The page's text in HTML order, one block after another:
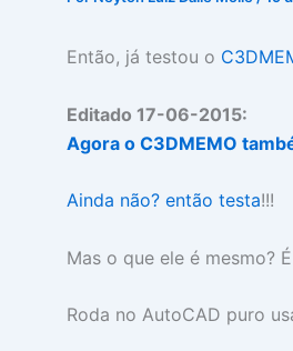
Então, já testou o
Editado 17-06-2015:
Agora o C3DMEMO
Ainda não? então testa!!!
Mas o que ele é mesmo?
Roda no AutoCAD puro